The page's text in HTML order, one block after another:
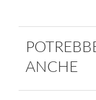
ANCHE